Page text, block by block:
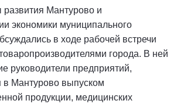
Мантурово и
экономики муниципального
в ходе рабочей встречи
города. В ней
руководители предприятий,
Мантурово выпуском
продукции, медицинских